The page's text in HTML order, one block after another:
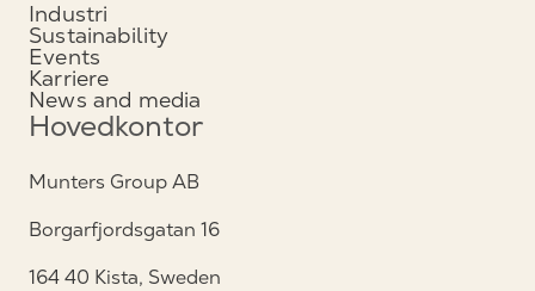
Industri
Sustainability
Events
Karriere
News and media
Hovedkontor
Munters Group AB
Borgarfjordsgatan 16
164 40 Kista, Sweden